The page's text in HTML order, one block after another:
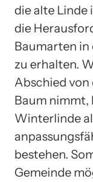
die alte Linde
die
Baumarten
zu erhalten.
Abschied
Baum nimmt,
Winterlinde
bestehen.
Gemeinde